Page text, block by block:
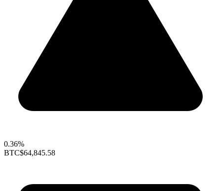
0.36%
BTC$64,845.58